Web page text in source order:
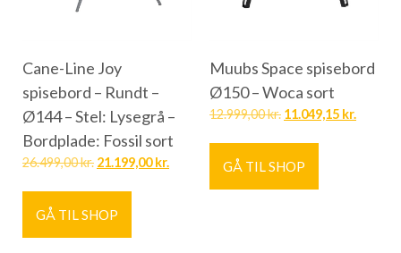
Cane-Line Joy
spisebord – Rundt –
Ø144 – Stel: Lysegrå –
Bordplade: Fossil sort
26.499,00kr. 21.199,00kr.
GÅ TIL SHOP
Muubs Space spisebord
Ø150 – Woca sort
12.999,00kr. 11.049,15 kr.
GÅ TIL SHOP